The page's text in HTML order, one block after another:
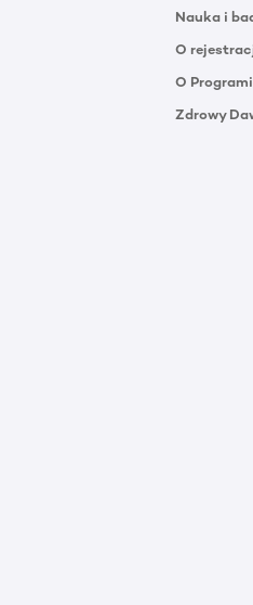
Nauka i
O
O
Zdrowy